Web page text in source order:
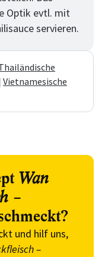
Optik evtl. mit
servieren.
Vietnamesische
Wan
–
und hilf uns,
–